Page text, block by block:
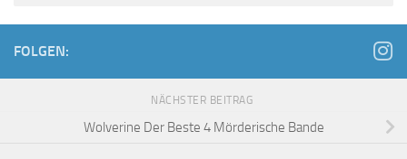
FOLGEN:
NÄCHSTER BEITRAG
Wolverine Der Beste 4 Mörderische Bande